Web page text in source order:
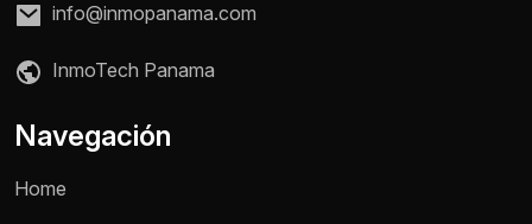
Nombre *
info@inmopanama.com
InmoTech Panama
Navegación
Home